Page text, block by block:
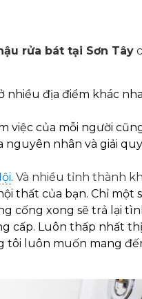
rửa bát tại Sơn Tây
địa điểm khác
việc của mỗi người
nhân và giải
. Và nhiều tỉnh thành
thất của bạn. Chỉ một
cống xong sẽ trả lại
cấp. Luôn thấp nhất
tôi luôn muốn mang